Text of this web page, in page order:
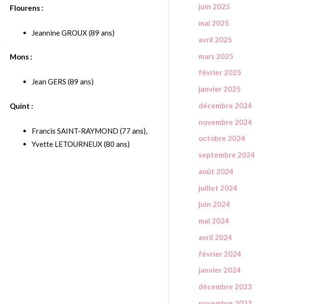
Flourens :
Jeannine GROUX (89 ans)
Mons :
Jean GERS (89 ans)
Quint :
Francis SAINT-RAYMOND (77 ans),
Yvette LETOURNEUX (80 ans)
juin 2025
mai 2025
avril 2025
mars 2025
février 2025
janvier 2025
décembre 2024
novembre 2024
octobre 2024
septembre 2024
août 2024
juillet 2024
juin 2024
mai 2024
avril 2024
février 2024
janvier 2024
décembre 2023